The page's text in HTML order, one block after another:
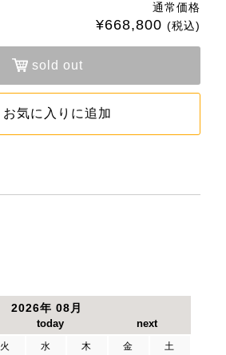
通常価格
¥668,800 (税込)
sold out
お気に入りに追加
2026年 08月
火 水 木 金
土